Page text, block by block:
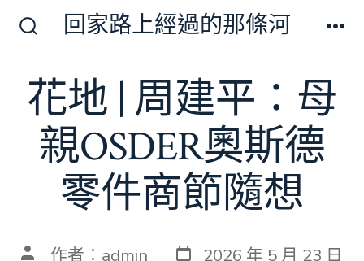
切
換
開
關
回家路上經過的那條河
花地 | 周建平：母
親OSDER奧斯德
零件商節隨想
文 作者： admin 發
2026 年 5 月 23 日